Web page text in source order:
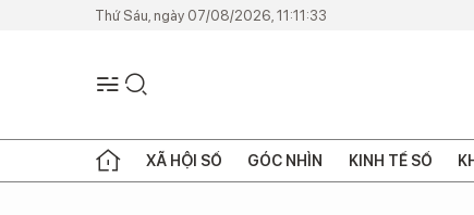
Thứ Sáu, ngày 07/08/2026, 11:11:33
XÃ HỘI SỐ GÓC NHÌN KINH TẾ SỐ